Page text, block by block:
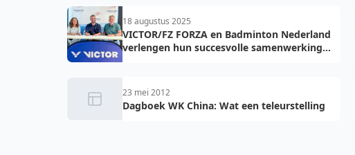
18 augustus 2025
VICTOR/FZ FORZA en Badminton Nederland
verlengen hun succesvolle samenwerking
23 mei 2012
Dagboek WK China: Wat een teleurstelling